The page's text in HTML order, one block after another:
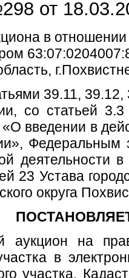
от
в отношении
39.11,
со статьей
введении в
деятельности
23 Устава
округа
аукцион на
в
участка.